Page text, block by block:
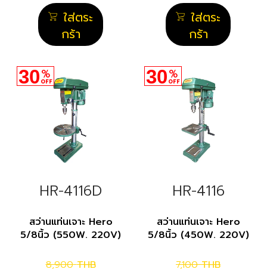
ใส่ตระ
กร้า
ใส่ตระ
กร้า
30%
OFF
HR-4116D
สว่านแท่นเจาะ Hero
5/8นิ้ว (550W. 220V)
8,900 THB
30%
OFF
HR-4116
สว่านแท่นเจาะ Hero
5/8นิ้ว (450W. 220V)
7,100 THB